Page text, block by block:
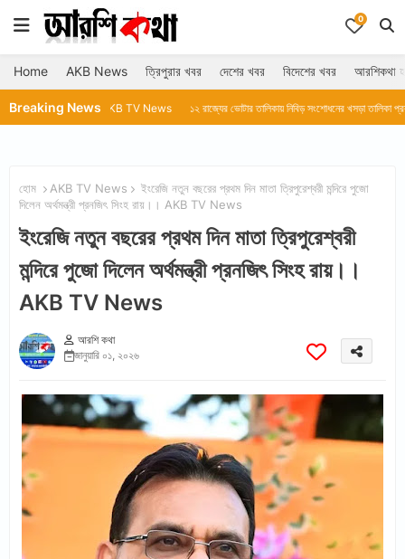
0
Home AKB News ত্রিপুরার খবর দেশের খবর বিদেশের খবর আরশিকথা
Breaking News
TV News ১২ রাজ্যের ভোটার তালিকায় নিবিড় সংশোধনের খসড়া তালিকা প্রকাশ করল নির্বাচন
হোম AKB TV News
ইংরেজি নতুন বছরের প্রথম দিন মাতা ত্রিপুরেশ্বরী মন্দিরে পুজো
দিলেন অর্থমন্ত্রী প্রনজিৎ সিংহ রায়।। AKB TV News
ইংরেজি নতুন বছরের প্রথম দিন মাতা ত্রিপুরেশ্বরী
মন্দিরে পুজো দিলেন অর্থমন্ত্রী প্রনজিৎ সিংহ রায়।।
AKB TV News
আরশি কথা
জানুয়ারি ০১, ২০২৬